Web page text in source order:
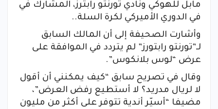
مابل للهوكي ونادي تورنتو رابترز، المشارك في
في الدوري الأميركي لكرة السلة..
وأشارت الصحيفة إلى أن المالك السابق
لـ”تورنتو رابتورز” لم يتردد في الموافقة على
عرض “لوس بلانكوس”.
وقال في تصريح سابق “كيف يمكنني أن أقول
لا لريال مدريد؟ لا أستطيع رفض العرض”،
مضيفا “أسيّر أندية تتوفر على أكثر من مليون